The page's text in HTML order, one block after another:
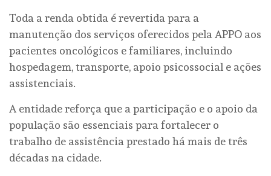
Toda a renda obtida é revertida para a
manutenção dos serviços oferecidos pela APPO aos
pacientes oncológicos e familiares, incluindo
hospedagem, transporte, apoio psicossocial e ações
assistenciais.
A entidade reforça que a participação e o apoio da
população são essenciais para fortalecer o
trabalho de assistência prestado há mais de três
décadas na cidade.